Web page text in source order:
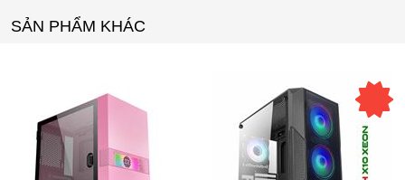
SẢN PHẨM KHÁC